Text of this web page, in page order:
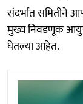
संदर्भात समितीने
मुख्य निवडणूक
घेतल्या आहेत.